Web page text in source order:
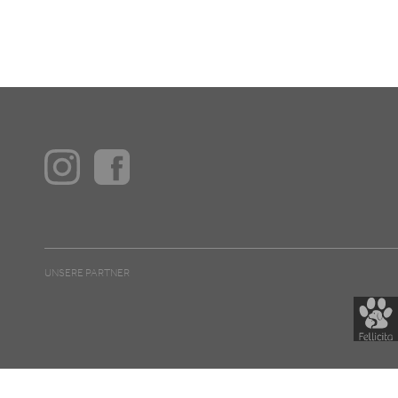
UNSERE PARTNER